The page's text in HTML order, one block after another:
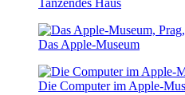
Tanzendes Haus
Das Apple-Museum
Die Computer im Apple-